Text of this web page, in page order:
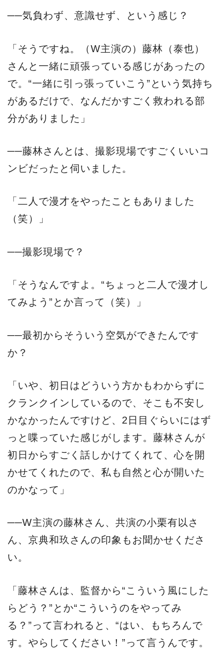
──気負わず、意識せず、という感じ？
「そうですね。（W主演の）藤林（泰也）
さんと一緒に頑張っている感じがあったの
で。“一緒に引っ張っていこう”という気持ち
があるだけで、なんだかすごく救われる部
分がありました」
──藤林さんとは、撮影現場ですごくいいコ
ンビだったと伺いました。
「二人で漫才をやったこともありました
（笑）」
──撮影現場で？
「そうなんですよ。“ちょっと二人で漫才し
てみよう”とか言って（笑）」
──最初からそういう空気ができたんです
か？
「いや、初日はどういう方かもわからずに
クランクインしているので、そこも不安し
かなかったんですけど、2日目ぐらいにはず
っと喋っていた感じがします。藤林さんが
初日からすごく話しかけてくれて、心を開
かせてくれたので、私も自然と心が開いた
のかなって」
──W主演の藤林さん、共演の小栗有以さ
ん、京典和玖さんの印象もお聞かせくださ
い。
「藤林さんは、監督から“こういう風にした
らどう？”とか“こういうのをやってみ
る？”って言われると、“はい、もちろんで
す。やらしてください！”って言うんです。